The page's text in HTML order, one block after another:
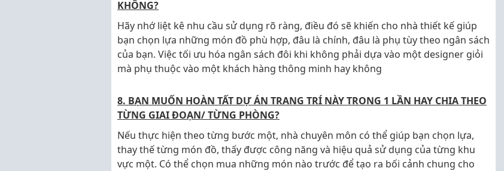
KHÔNG?
Hãy nhớ liệt kê nhu cầu sử dụng rõ ràng, điều đó sẽ khiến cho nhà thiết kế giúp
bạn chọn lựa những món đồ phù hợp, đâu là chính, đâu là phụ tùy theo ngân sách
của bạn. Việc tối ưu hóa ngân sách đôi khi không phải dựa vào một designer giỏi
mà phụ thuộc vào một khách hàng thông minh hay không
8. BẠN MUỐN HOÀN TẤT DỰ ÁN TRANG TRÍ NÀY TRONG 1 LẦN HAY CHIA THEO
TỪNG GIAI ĐOẠN/ TỪNG PHÒNG?
Nếu thực hiện theo từng bước một, nhà chuyên môn có thể giúp bạn chọn lựa,
thay thế từng món đồ, thấy được công năng và hiệu quả sử dụng của từng khu
vực một. Có thể chọn mua những món nào trước để tạo ra bối cảnh chung cho